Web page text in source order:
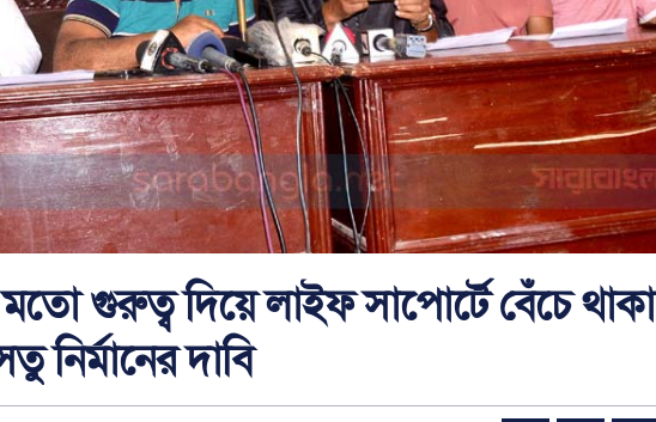
গুরুত্ব দিয়ে লাইফ সাপোর্টে বেঁচে থাকা
নির্মানের দাবি